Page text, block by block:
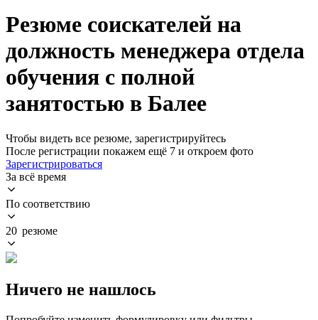
Резюме соискателей на
должность менеджера отдела
обучения с полной
занятостью в Балее
Чтобы видеть все резюме, зарегистрируйтесь
После регистрации покажем ещё 7 и откроем фото
Зарегистрироваться
За всё время
По соответствию
20 резюме
Ничего не нашлось